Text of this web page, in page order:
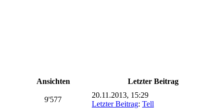
Ansichten Letzter Beitrag
9'577
20.11.2013, 15:29
Letzter Beitrag: Tell